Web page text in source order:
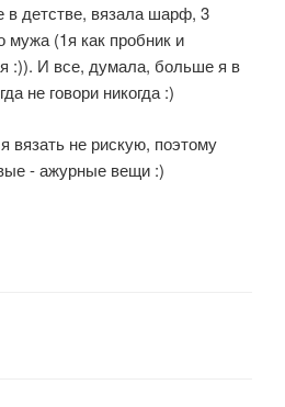
в детстве, вязала шарф, 3
мужа (1я как пробник и
:)). И все, думала, больше я в
не говори никогда :)
вязать не рискую, поэтому
- ажурные вещи :)